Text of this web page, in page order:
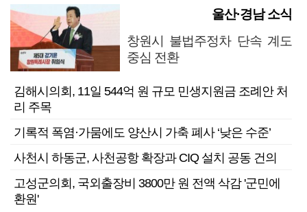
울산·경남 소식
창원시 불법주정차 단속 계도
중심 전환
김해시의회, 11일 544억 원 규모 민생지원금 조례안 처
리 주목
기록적 폭염·가뭄에도 양산시 가축 폐사 ‘낮은 수준’
사천시 하동군, 사천공항 확장과 CIQ 설치 공동 건의
고성군의회, 국외출장비 3800만 원 전액 삭감 '군민에
환원'